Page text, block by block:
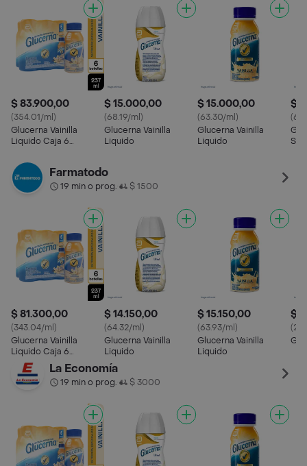
$ 83.900,00
(354.01/ml)
Glucerna Vainilla
Liquido Caja 6
$ 15.000,00
(68.19/ml)
Glucerna Vainilla
Liquido
$ 15.000,00
(63.30/ml)
Glucerna Vainilla
Liquido
$
Farmatodo
19 min o prog.• $ 1500
$ 81.300,00
(343.04/ml)
Glucerna Vainilla
Liquido Caja 6
Botellas
$ 14.150,00
(64.32/ml)
Glucerna Vainilla
Liquido
$ 15.150,00
(63.93/ml)
Glucerna Vainilla
Liquido
$
La Economía
19 min o prog.• $ 3000